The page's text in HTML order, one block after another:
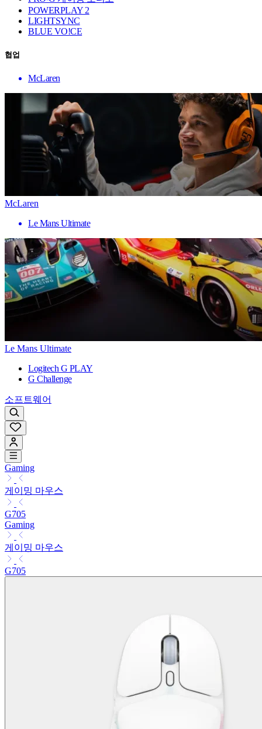
POWERPLAY 2
LIGHTSYNC
BLUE VO!CE
협업
McLaren
McLaren
Le Mans Ultimate
Le Mans Ultimate
Logitech G PLAY
G Challenge
소프트웨어
Gaming
게이밍 마우스
G705
Gaming
게이밍 마우스
G705